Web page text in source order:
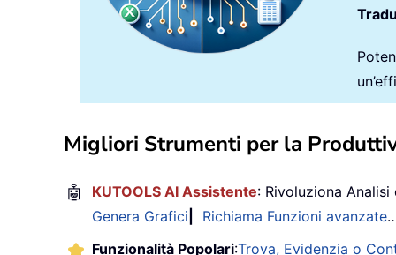
Migliori Strumenti per la
🤖 KUTOOLS AI Assistente: Rivoluziona
Genera Grafici
Richiama Funzioni avanzate
Funzionalità Popolari:Trova, Evidenzia o